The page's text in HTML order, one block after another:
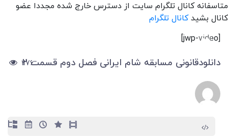
کانال تلگرام سایت از دسترس خارج شده مجددا عضو
بشیدکانال تلگرام
دانلودقانونی مسابقه شام ایرانی فصل دوم قسمت 2276